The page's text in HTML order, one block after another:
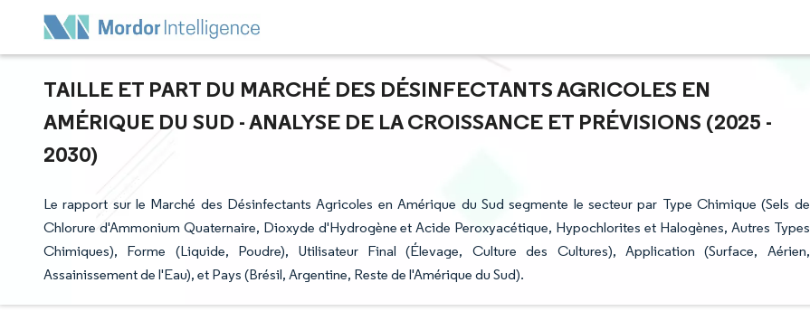
TAILLE ET PART DU MARCHÉ DES DÉSINFECTANTS AGRICOLES EN
AMÉRIQUE DU SUD - ANALYSE DE LA CROISSANCE ET PRÉVISIONS (2025 -
2030)
Le rapport sur le Marché des Désinfectants Agricoles en Amérique du Sud segmente le secteur par Type Chimique (Sels de
Chlorure d'Ammonium Quaternaire, Dioxyde d'Hydrogène et Acide Peroxyacétique, Hypochlorites et Halogènes, Autres Types
Chimiques), Forme (Liquide, Poudre), Utilisateur Final (Élevage, Culture des Cultures), Application (Surface, Aérien,
Assainissement de l'Eau), et Pays (Brésil, Argentine, Reste de l'Amérique du Sud).